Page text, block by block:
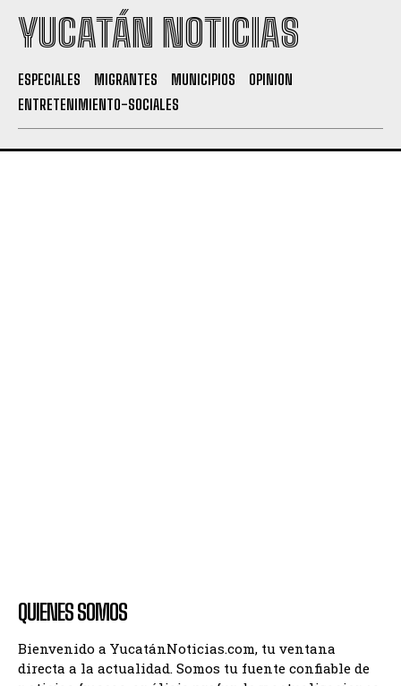
YUCATÁN NOTICIAS
ESPECIALES MIGRANTES MUNICIPIOS
OPINION
ENTRETENIMIENTO-SOCIALES
QUIENES SOMOS
Bienvenido a YucatánNoticias.com, tu ventana
directa a la actualidad. Somos tu fuente confiable de